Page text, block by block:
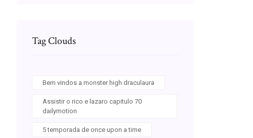
Tag Clouds
Bem vindos a monster high draculaura
Assistir o rico e lazaro capitulo 70
dailymotion
5 temporada de once upon a time